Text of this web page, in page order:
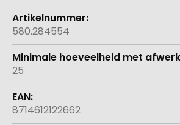
580.284554
25
8714612122662